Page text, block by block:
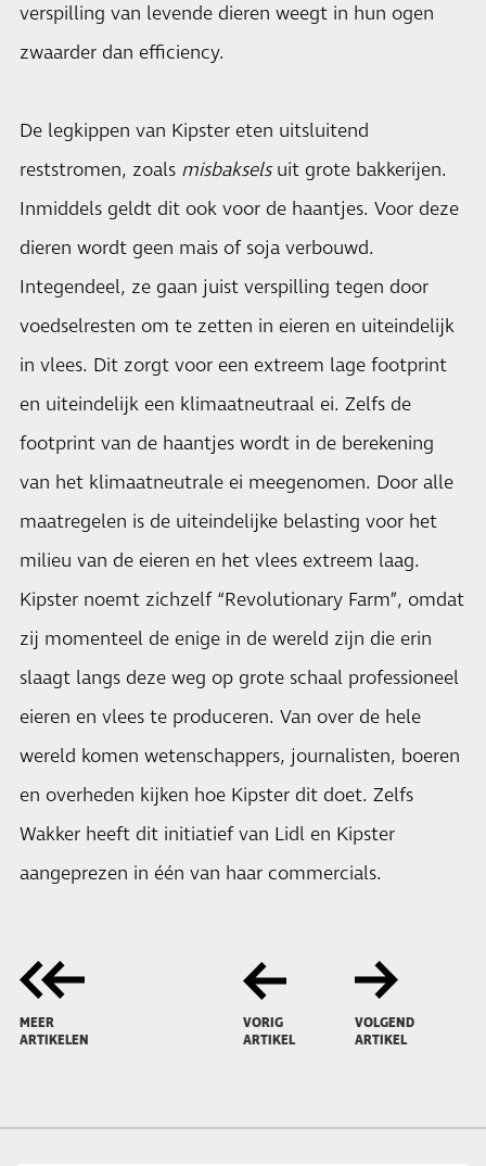
verspilling van levende dieren weegt in hun ogen
zwaarder dan efficiency.
De legkippen van Kipster eten uitsluitend
reststromen, zoals misbakselsuit grote bakkerijen.
Inmiddels geldt dit ook voor de haantjes. Voor deze
dieren wordt geen mais of soja verbouwd.
Integendeel, ze gaan juist verspilling tegen door
voedselresten om te zetten in eieren en uiteindelijk
in vlees. Dit zorgt voor een extreem lage footprint
en uiteindelijk een klimaatneutraal ei. Zelfs de
footprint van de haantjes wordt in de berekening
van het klimaatneutrale ei meegenomen. Door alle
maatregelen is de uiteindelijke belasting voor het
milieu van de eieren en het vlees extreem laag.
Kipster noemt zichzelf “Revolutionary Farm”, omdat
zij momenteel de enige in de wereld zijn die erin
slaagt langs deze weg op grote schaal professioneel
eieren en vlees te produceren. Van over de hele
wereld komen wetenschappers, journalisten, boeren
en overheden kijken hoe Kipster dit doet. Zelfs
Wakker heeft dit initiatief van Lidl en Kipster
aangeprezen in één van haar commercials.
MEER
ARTIKELEN
VORIG
ARTIKEL
VOLGEND
ARTIKEL